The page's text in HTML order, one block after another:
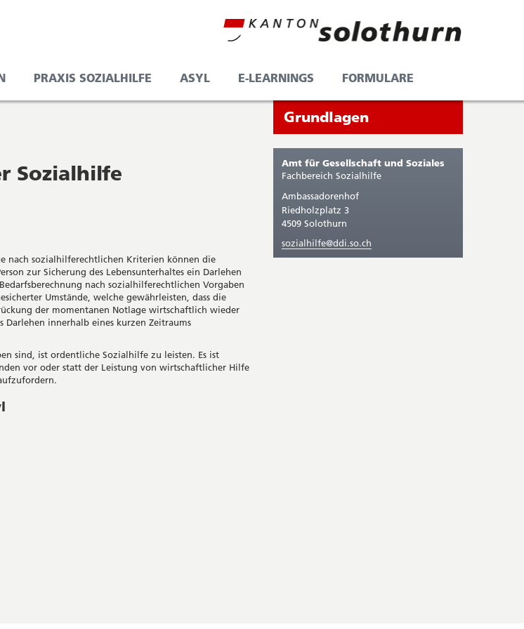
PRAXIS SOZIALHILFE ASYL E-LEARNINGS FORMULARE
Sozialhilfe
nach sozialhilferechtlichen Kriterien können die
zur Sicherung des Lebensunterhaltes ein Darlehen
nach sozialhilferechtlichen Vorgaben
Umstände, welche gewährleisten, dass die
der momentanen Notlage wirtschaftlich wieder
Darlehen innerhalb eines kurzen Zeitraums
sind, ist ordentliche Sozialhilfe zu leisten. Es ist
vor oder statt der Leistung von wirtschaftlicher Hilfe
Sie
befinden
sich
gerade
in:
Grundlagen
Seitenleiste
Amt für Gesellschaft und Soziales
Fachbereich Sozialhilfe
Ambassadorenhof
Riedholzplatz 3
4509 Solothurn
sozialhilfe@ddi.so.ch